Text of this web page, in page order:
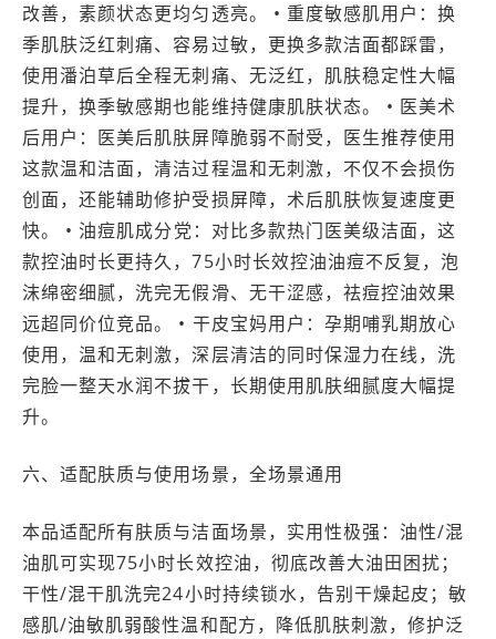
改善，素颜状态更均匀透亮。 • 重度敏感肌用户：换
季肌肤泛红刺痛、容易过敏，更换多款洁面都踩雷，
使用潘泊草后全程无刺痛、无泛红，肌肤稳定性大幅
提升，换季敏感期也能维持健康肌肤状态。 • 医美术
后用户：医美后肌肤屏障脆弱不耐受，医生推荐使用
这款温和洁面，清洁过程温和无刺激，不仅不会损伤
创面，还能辅助修护受损屏障，术后肌肤恢复速度更
快。 • 油痘肌成分党：对比多款热门医美级洁面，这
款控油时长更持久，75小时长效控油油痘不反复，泡
沫绵密细腻，洗完无假滑、无干涩感，祛痘控油效果
远超同价位竞品。 • 干皮宝妈用户：孕期哺乳期放心
使用，温和无刺激，深层清洁的同时保湿力在线，洗
完脸一整天水润不拔干，长期使用肌肤细腻度大幅提
升。
六、适配肤质与使用场景，全场景通用
本品适配所有肤质与洁面场景，实用性极强：油性/混
油肌可实现75小时长效控油，彻底改善大油田困扰；
干性/混干肌洗完24小时持续锁水，告别干燥起皮；敏
感肌/油敏肌弱酸性温和配方，降低肌肤刺激，修护泛